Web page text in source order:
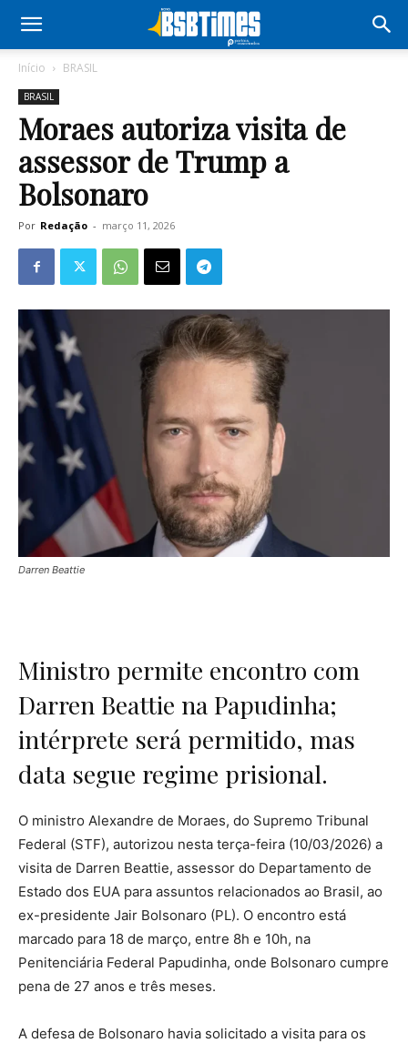
Início BRASIL
BRASIL
Moraes autoriza visita de
assessor de Trump a
Bolsonaro
Por Redação - março 11, 2026
Darren Beattie
Ministro permite encontro com
Darren Beattie na Papudinha;
intérprete será permitido, mas
data segue regime prisional.
O ministro Alexandre de Moraes, do Supremo Tribunal
Federal (STF), autorizou nesta terça-feira (10/03/2026) a
visita de Darren Beattie, assessor do Departamento de
Estado dos EUA para assuntos relacionados ao Brasil, ao
ex-presidente Jair Bolsonaro (PL). O encontro está
marcado para 18 de março, entre 8h e 10h, na
Penitenciária Federal Papudinha, onde Bolsonaro cumpre
pena de 27 anos e três meses.
A defesa de Bolsonaro havia solicitado a visita para os